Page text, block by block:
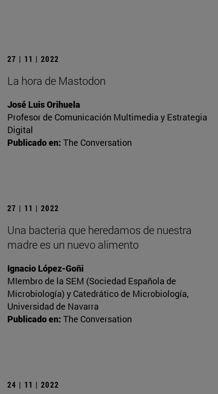
27 | 11 | 2022
La hora de Mastodon
José Luis Orihuela
Profesor de Comunicación Multimedia y Estrategia
Digital
Publicado en: The Conversation
27 | 11 | 2022
Una bacteria que heredamos de nuestra
madre es un nuevo alimento
Ignacio López-Goñi
MIembro de la SEM (Sociedad Española de
Microbiología) y Catedrático de Microbiología,
Universidad de Navarra
Publicado en: The Conversation
24 | 11 | 2022